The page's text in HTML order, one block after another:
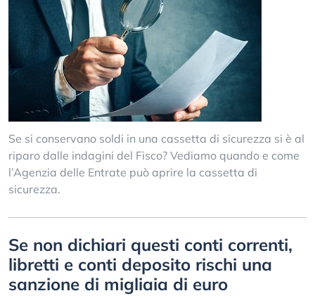
Se si conservano soldi in una cassetta di sicurezza si è al
riparo dalle indagini del Fisco? Vediamo quando e come
l’Agenzia delle Entrate può aprire la cassetta di
sicurezza.
Se non dichiari questi conti correnti,
libretti e conti deposito rischi una
sanzione di migliaia di euro